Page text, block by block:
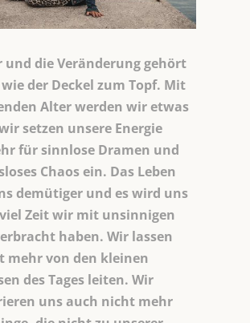
und die Veränderung gehört
der Deckel zum Topf. Mit
Alter werden wir etwas
setzen unsere Energie
für sinnlose Dramen und
Chaos ein. Das Leben
demütiger und es wird uns
Zeit wir mit unsinnigen
haben. Wir lassen
mehr von den kleinen
des Tages leiten. Wir
uns auch nicht mehr